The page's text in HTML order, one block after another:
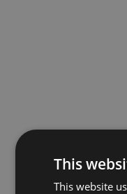
This
This website